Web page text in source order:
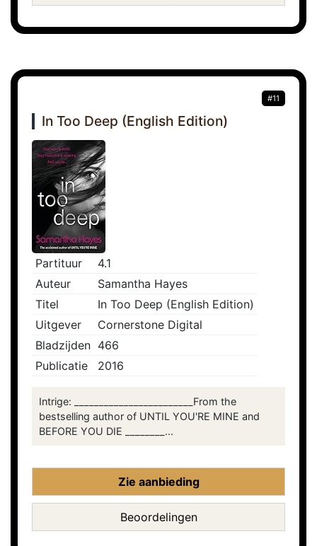
#11
In Too Deep (English Edition)
Partituur
4.1
Auteur
Samantha Hayes
Titel
In Too Deep (English Edition)
Uitgever
Cornerstone Digital
Bladzijden 466
Publicatie
2016
Intrige: ________________________From the
bestselling author of UNTIL YOU'RE MINE and
BEFORE YOU DIE ________...
Zie aanbieding
Beoordelingen